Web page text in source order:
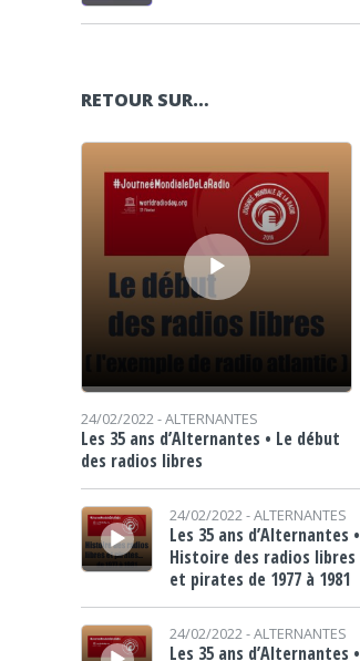
RETOUR SUR…
Lecteur audio
24/02/2022 -ALTERNANTES
Les 35 ans d’Alternantes • Le début
des radios libres
Lecteur audio
24/02/2022 -ALTERNANTES
Les 35 ans d’Alternantes •
Histoire des radios libres
et pirates de 1977 à 1981
Lecteur audio
24/02/2022 -ALTERNANTES
Les 35 ans d’Alternantes •